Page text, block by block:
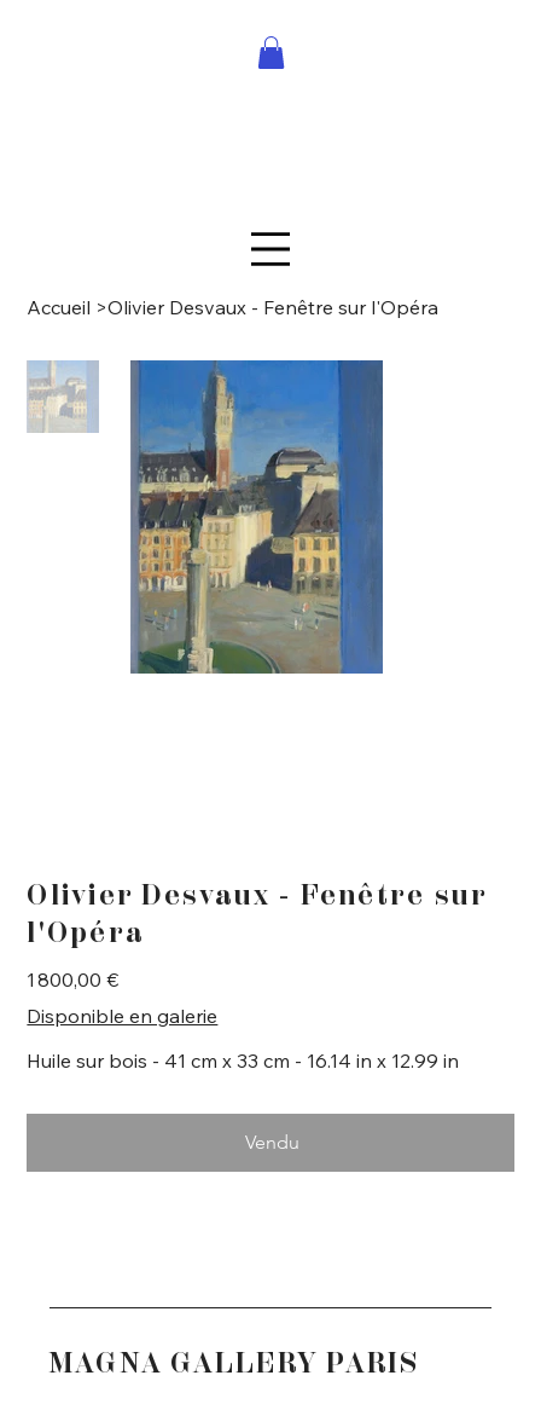
Accueil >Olivier Desvaux - Fenêtre sur l'Opéra
Olivier Desvaux - Fenêtre sur
l'Opéra
Prix
1 800,00 €
Disponible en galerie
Huile sur bois - 41 cm x 33 cm - 16.14 in x 12.99 in
Vendu
MAGNA GALLERY PARIS